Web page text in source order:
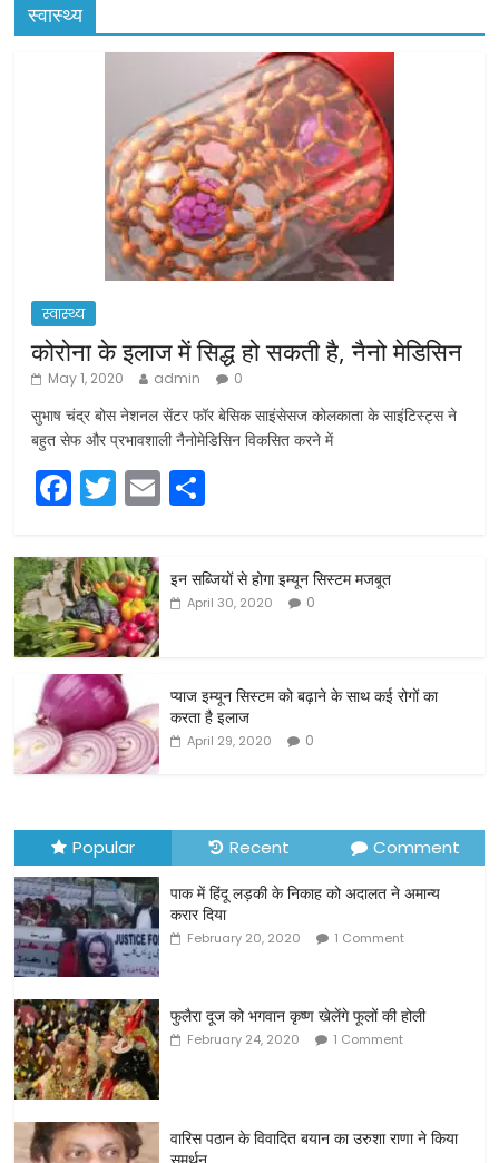
स्वास्थ्य
स्वास्थ्य
कोरोना के इलाज में सिद्ध हो सकती है, नैनो मेडिसिन
May 1, 2020 admin 0
सुभाष चंद्र बोस नेशनल सेंटर फॉर बेसिक साइंसेसज कोलकाता के साइंटिस्ट्स ने
बहुत सेफ और प्रभावशाली नैनोमेडिसिन विकसित करने में
F
c
e
b
o
o
k
T
itt
er
E
ar
e
इन सब्जियों से होगा इम्यून सिस्टम मजबूत
April 30, 2020 0
प्याज इम्यून सिस्टम को बढ़ाने के साथ कई रोगों का
करता है इलाज
April 29, 2020 0
Popular Recent Comment
पाक में हिंदू लड़की के निकाह को अदालत ने अमान्य
करार दिया
February 20, 2020 1 Comment
फुलैरा दूज को भगवान कृष्ण खेलेंगे फूलों की होली
February 24, 2020 1 Comment
वारिस पठान के विवादित बयान का उरुशा राणा ने किया